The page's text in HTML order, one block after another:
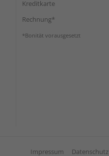
Kreditkarte
Rechnung*
*Bonität vorausgesetzt
Impressum Datenschutz